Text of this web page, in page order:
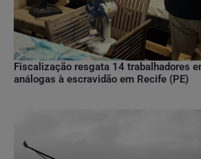
Fiscalização resgata 14 trabalhadores
análogas à escravidão em Recife (PE)